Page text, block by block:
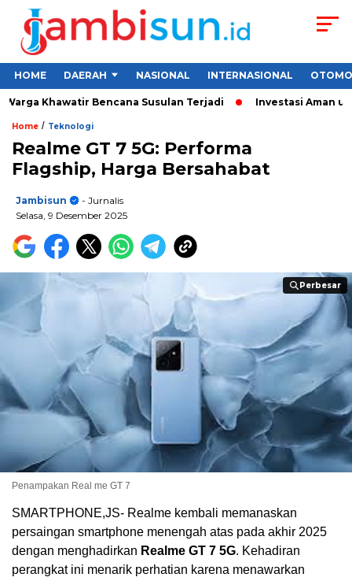
HOME DAERAH NASIONAL INTERNASIONAL
Khawatir Bencana Susulan Terjadi Investasi Aman untuk
Home / Teknologi
Realme GT 7 5G: Performa
Flagship, Harga Bersahabat
Jambisun
- Jurnalis
Selasa, 9 Desember 2025
Perbesar
Perbesar
Penampakan Real me GT 7
SMARTPHONE,JS- Realme kembali memanaskan
persaingan smartphone menengah atas pada akhir 2025
dengan menghadirkan Realme GT 7 5G. Kehadiran
perangkat ini menarik perhatian karena menawarkan